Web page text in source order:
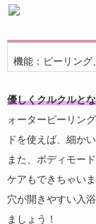
機能：ピーリング
優しくクルクルと
ォーターピーリン
ドを使えば、細か
また、ボディモー
ケアもできちゃいま
穴が開きやすい入
ましょう！